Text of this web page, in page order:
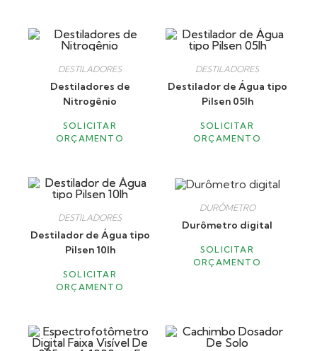
DESTILADORES
Destiladores de
Nitrogênio
SOLICITAR
ORÇAMENTO
DESTILADORES
Destilador de Água tipo
Pilsen 05lh
SOLICITAR
ORÇAMENTO
DESTILADORES
Destilador de Água tipo
Pilsen 10lh
SOLICITAR
ORÇAMENTO
DURÔMETRO
Durômetro digital
SOLICITAR
ORÇAMENTO